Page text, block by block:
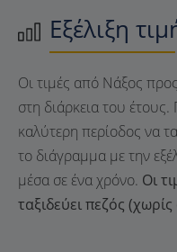
Εξέλιξη
Οι τιμές από Νάξος
στη διάρκεια του έτους.
καλύτερη περίοδος να
το διάγραμμα με την
μέσα σε ένα χρόνο. Οι
ταξιδεύει πεζός